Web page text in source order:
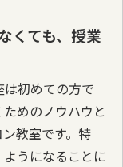
くても、授業
初めての方で
めのノウハウと
教室です。特
うになることに